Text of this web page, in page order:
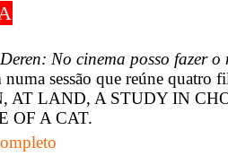
No cinema posso fazer
numa sessão que reúne quatro
AT LAND, A STUDY IN
OF A CAT.